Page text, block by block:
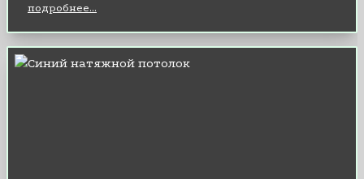
подробнее...